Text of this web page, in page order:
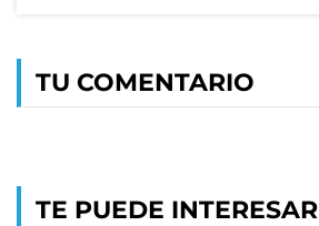
TU COMENTARIO
TE PUEDE INTERESAR